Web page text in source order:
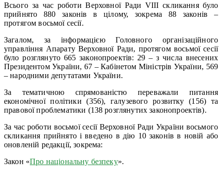
Всього за час роботи Верховної Ради VIII скликання було
прийнято 880 законів в цілому, зокрема 88 законів –
протягом восьмої сесії.
Загалом, за інформацією Головного організаційного
управління Апарату Верховної Ради, протягом восьмої сесії
було розглянуто 665 законопроектів: 29 – з числа внесених
Президентом України, 67 – Кабінетом Міністрів України, 569
– народними депутатами України.
За тематичною спрямованістю переважали питання
економічної політики (356), галузевого розвитку (156) та
правової проблематики (138 розглянутих законопроектів).
За час роботи восьмої сесії Верховної Ради України восьмого
скликання прийнято і введено в дію 10 законів в новій або
оновленій редакції, зокрема:
Закон «Про національну безпеку».